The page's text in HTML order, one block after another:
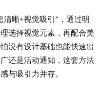
晰+视觉吸引”，通过明
选择视觉元素，再配合美
没有设计基础也能快速出
还是活动通知，这套方法
与吸引力并存。